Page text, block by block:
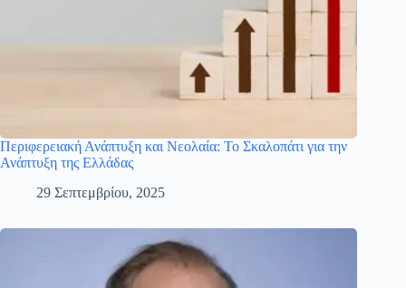
Περιφερειακή Ανάπτυξη και Νεολαία: Το Σκαλοπάτι για την
Ανάπτυξη της Ελλάδας
29 Σεπτεμβρίου, 2025